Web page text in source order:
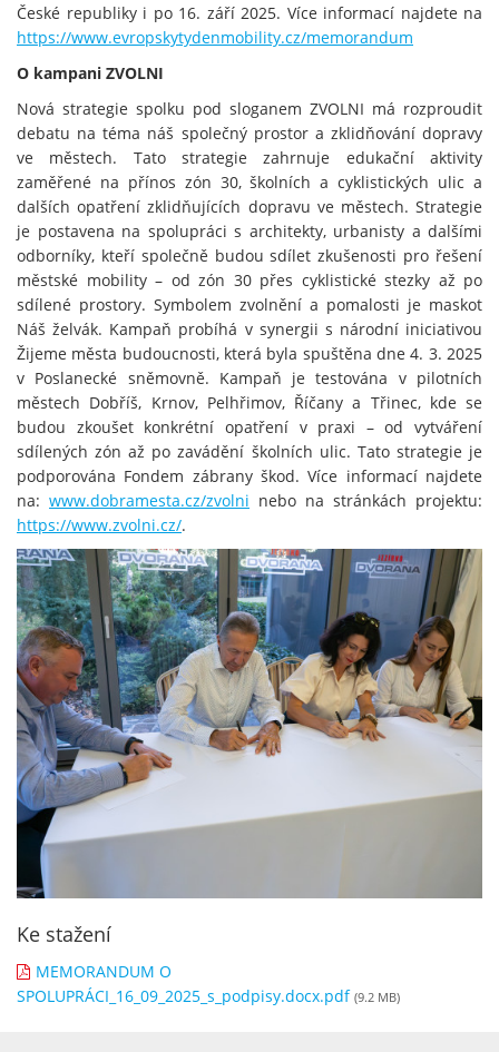
České republiky i po 16. září 2025. Více informací najdete na
https://www.evropskytydenmobility.cz/memorandum
O kampani ZVOLNI
Nová strategie spolku pod sloganem ZVOLNI má rozproudit
debatu na téma náš společný prostor a zklidňování dopravy
ve městech. Tato strategie zahrnuje edukační aktivity
zaměřené na přínos zón 30, školních a cyklistických ulic a
dalších opatření zklidňujících dopravu ve městech. Strategie
je postavena na spolupráci s architekty, urbanisty a dalšími
odborníky, kteří společně budou sdílet zkušenosti pro řešení
městské mobility – od zón 30 přes cyklistické stezky až po
sdílené prostory. Symbolem zvolnění a pomalosti je maskot
Náš želvák. Kampaň probíhá v synergii s národní iniciativou
Žijeme města budoucnosti, která byla spuštěna dne 4. 3. 2025
v Poslanecké sněmovně. Kampaň je testována v pilotních
městech Dobříš, Krnov, Pelhřimov, Říčany a Třinec, kde se
budou zkoušet konkrétní opatření v praxi – od vytváření
sdílených zón až po zavádění školních ulic. Tato strategie je
podporována Fondem zábrany škod. Více informací najdete
na: www.dobramesta.cz/zvolni nebo na stránkách projektu:
https://www.zvolni.cz/.
Ke stažení
MEMORANDUM O
SPOLUPRÁCI_16_09_2025_s_podpisy.docx.pdf (9.2 MB)